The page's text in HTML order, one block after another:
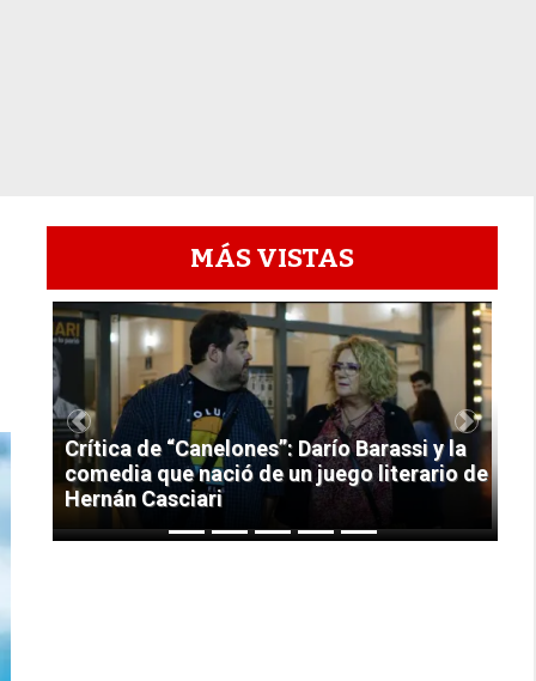
MÁS VISTAS
1
Crítica de “Canelones”: Darío Barassi y la
comedia que nació de un juego literario de
Hernán Casciari
Previous Next